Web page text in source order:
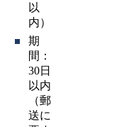
以
内）
期
間：
30日
以内
（郵
送に